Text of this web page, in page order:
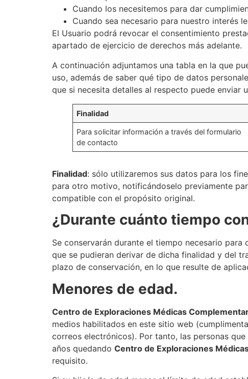
Cuando los necesitemos para dar
Cuando sea necesario para nuestro interés
El Usuario podrá revocar el consentimiento
apartado de ejercicio de derechos más adelante.
A continuación adjuntamos una tabla en la que
uso, además de saber qué tipo de datos
que si necesita detalles al respecto puede
Finalidad
Para solicitar información a través del formulario
de contacto
Finalidad: sólo utilizaremos sus datos para los
para otro motivo, notificándoselo previamente
compatible con el propósito original.
¿Durante cuánto tiempo
Se conservarán durante el tiempo necesario
que se pudieran derivar de dicha finalidad y del
plazo de conservación, en lo que resulte de
Menores de edad.
Centro de Exploraciones Médicas
medios habilitados en este sitio web
correos electrónicos). Por tanto, las personas
años quedando Centro de Exploraciones
requisito.